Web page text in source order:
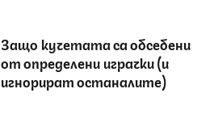
Защо кучетата са обсебени
от определени играчки (и
игнорират останалите)